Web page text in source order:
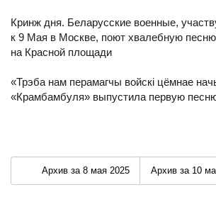
Кринж дня. Беларусские военные,
к 9 Мая в Москве, поют хвалебную
на Красной площади
«Трэба нам перамагчы войскі цёмнае
«Крамбамбуля» выпустила первую
Архив за 8 мая 2025 Архив за 10